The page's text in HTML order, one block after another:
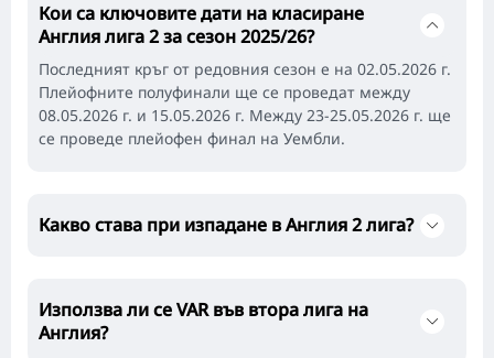
Кои са ключовите дати на класиране
Англия лига 2 за сезон 2025/26?
Последният кръг от редовния сезон е на 02.05.2026 г.
Плейофните полуфинали ще се проведат между
08.05.2026 г. и 15.05.2026 г. Между 23-25.05.2026 г. ще
се проведе плейофен финал на Уембли.
Какво става при изпадане в Англия 2 лига?
Използва ли се VAR във втора лига на
Англия?